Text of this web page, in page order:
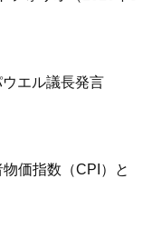
エル議長発言
価指数（CPI）と